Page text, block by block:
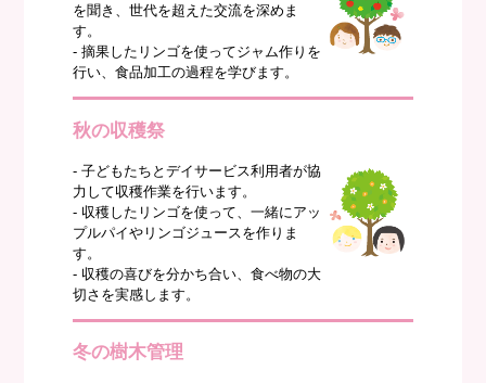
を聞き、世代を超えた交流を深めま
す。
- 摘果したリンゴを使ってジャム作りを
行い、食品加工の過程を学びます。
秋の収穫祭
- 子どもたちとデイサービス利用者が協
力して収穫作業を行います。
- 収穫したリンゴを使って、一緒にアッ
プルパイやリンゴジュースを作りま
す。
- 収穫の喜びを分かち合い、食べ物の大
切さを実感します。
冬の樹木管理